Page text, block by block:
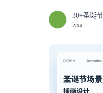
30+圣诞
lyxa